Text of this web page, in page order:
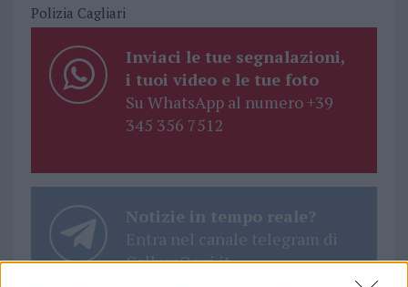
Polizia Cagliari
Inviaci le tue segnalazioni,
i tuoi video e le tue foto
Su WhatsApp al numero +39
345 356 7512
Notizie in tempo reale?
Entra nel canale telegram di
GalluraOggi.it